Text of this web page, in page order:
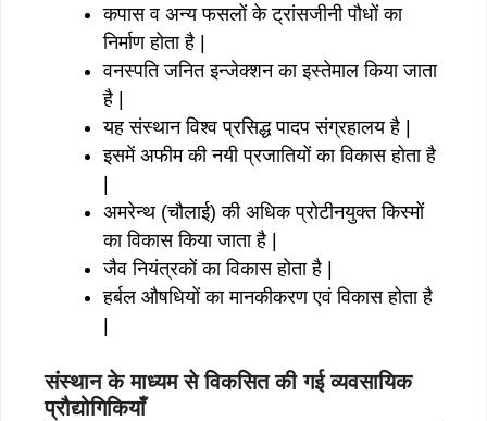
कपास व अन्य फसलों के ट्रांसजीनी पौधों का
निर्माण होता है |
वनस्पति जनित इन्जेक्शन का इस्तेमाल किया जाता
है |
यह संस्थान विश्व प्रसिद्ध पादप संग्रहालय है |
इसमें अफीम की नयी प्रजातियों का विकास होता है
|
अमरेन्थ (चौलाई) की अधिक प्रोटीनयुक्त किस्मों
का विकास किया जाता है |
जैव नियंत्रकों का विकास होता है |
हर्बल औषधियों का मानकीकरण एवं विकास होता है
|
संस्थान के माध्यम से विकसित की गई व्यवसायिक
प्रौद्योगिकियाँ